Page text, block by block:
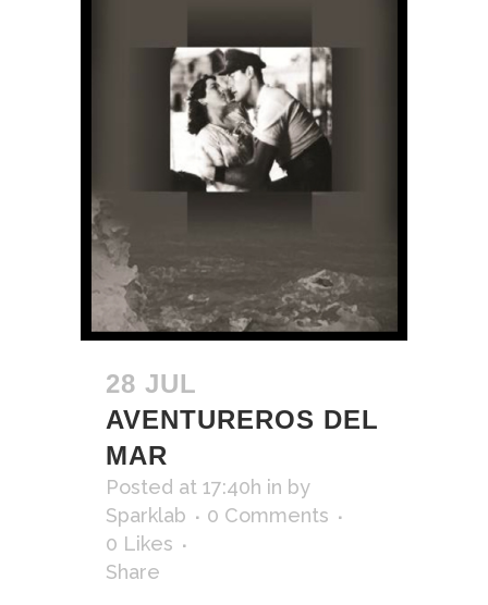
28 JUL
AVENTUREROS DEL
MAR
Posted at 17:40h in by
Sparklab
0 Comments
0 Likes
Share